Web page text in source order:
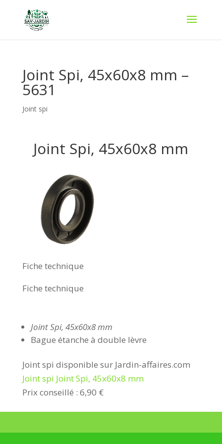
Joint Spi, 45x60x8 mm –
5631
Joint spi
Joint Spi, 45x60x8 mm
Fiche technique
Fiche technique
Joint Spi, 45x60x8 mm
Bague étanche à double lèvre
Joint spi disponible sur Jardin-affaires.com
Joint spi Joint Spi, 45x60x8 mm
Prix conseillé : 6,90 €